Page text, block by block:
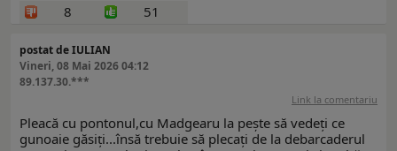
8
51
postat de IULIAN
Vineri, 08 Mai 2026 04:12
89.137.30.***
Link la comentariu
Pleacă cu pontonul,cu Madgearu la pește să vedeți ce
gunoaie găsiți...însă trebuie să plecați de la debarcaderul